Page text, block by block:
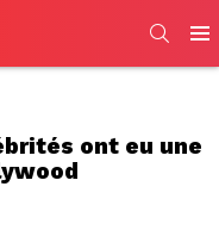
ont eu une